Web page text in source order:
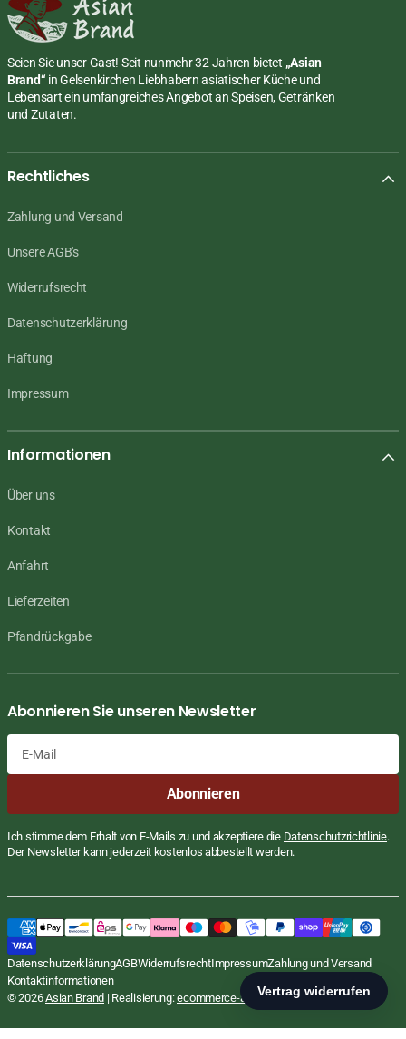
inkl. MwSt., zzgl.Versand
Preis
STÜCKPREIS
€4,70 /PRO
In den Warenkorb
Seien Sie unser Gast! Seit nunmehr 32 Jahren bietet „Asian
Brand“ in Gelsenkirchen Liebhabern asiatischer Küche und
Lebensart ein umfangreiches Angebot an Speisen, Getränken
und Zutaten.
Rechtliches
Zahlung und Versand
Unsere AGB's
Widerrufsrecht
Datenschutzerklärung
Haftung
Impressum
Informationen
Über uns
Kontakt
Anfahrt
Lieferzeiten
Pfandrückgabe
Abonnieren Sie unseren Newsletter
Abonnieren
Ich stimme dem Erhalt von E-Mails zu und akzeptiere die Datenschutzrichtlinie.
Der Newsletter kann jederzeit kostenlos abbestellt werden.
DatenschutzerklärungAGBWiderrufsrechtImpressumZahlung und Versand
Kontaktinformationen
© 2026Asian Brand | Realisierung:ecommerce-agentur.net